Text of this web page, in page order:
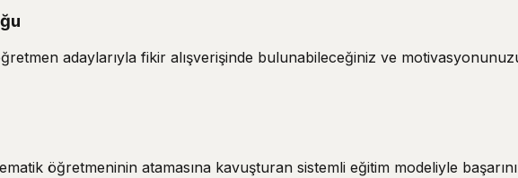
adaylarıyla fikir alışverişinde bulunabileceğiniz ve
öğretmeninin atamasına kavuşturan sistemli eğitim modeliyle